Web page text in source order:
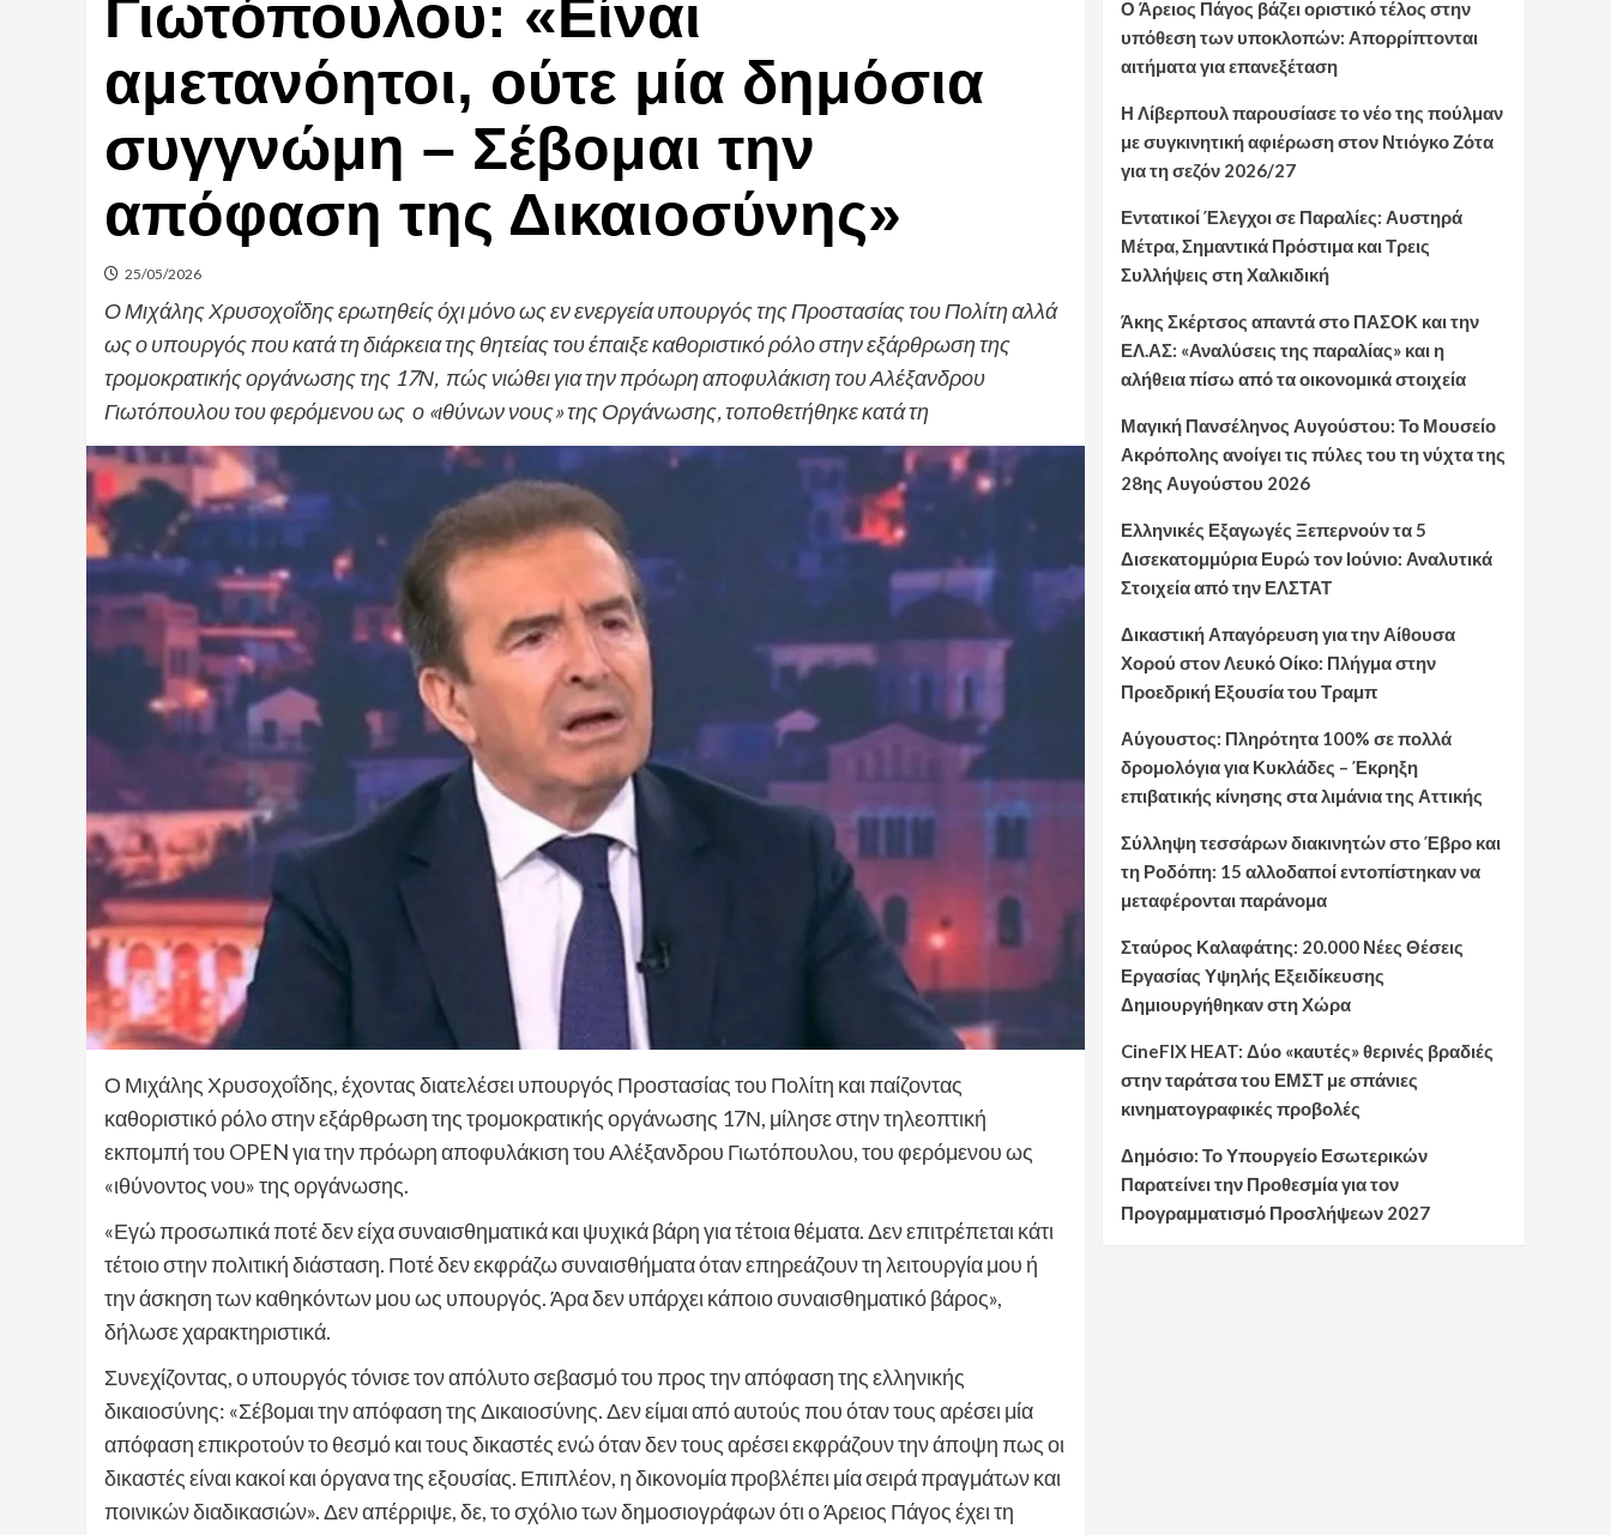
Γιωτόπουλου: «Είναι
αμετανόητοι, ούτε μία δημόσια
συγγνώμη – Σέβομαι την
απόφαση της Δικαιοσύνης»
25/05/2026
Ο Μιχάλης Χρυσοχοΐδης ερωτηθείς όχι μόνο ως εν ενεργεία υπουργός της Προστασίας του Πολίτη αλλά
ως ο υπουργός που κατά τη διάρκεια της θητείας του έπαιξε καθοριστικό ρόλο στην εξάρθρωση της
τρομοκρατικής οργάνωσης της 17Ν, πώς νιώθει για την πρόωρη αποφυλάκιση του Αλέξανδρου
Γιωτόπουλου του φερόμενου ως ο «ιθύνων νους» της Οργάνωσης, τοποθετήθηκε κατά τη
Ο Μιχάλης Χρυσοχοΐδης, έχοντας διατελέσει υπουργός Προστασίας του Πολίτη και παίζοντας
καθοριστικό ρόλο στην εξάρθρωση της τρομοκρατικής οργάνωσης 17Ν, μίλησε στην τηλεοπτική
εκπομπή του OPEN για την πρόωρη αποφυλάκιση του Αλέξανδρου Γιωτόπουλου, του φερόμενου ως
«ιθύνοντος νου» της οργάνωσης.
«Εγώ προσωπικά ποτέ δεν είχα συναισθηματικά και ψυχικά βάρη για τέτοια θέματα. Δεν επιτρέπεται κάτι
τέτοιο στην πολιτική διάσταση. Ποτέ δεν εκφράζω συναισθήματα όταν επηρεάζουν τη λειτουργία μου ή
την άσκηση των καθηκόντων μου ως υπουργός. Άρα δεν υπάρχει κάποιο συναισθηματικό βάρος»,
δήλωσε χαρακτηριστικά.
Συνεχίζοντας, ο υπουργός τόνισε τον απόλυτο σεβασμό του προς την απόφαση της ελληνικής
δικαιοσύνης: «Σέβομαι την απόφαση της Δικαιοσύνης. Δεν είμαι από αυτούς που όταν τους αρέσει μία
απόφαση επικροτούν το θεσμό και τους δικαστές ενώ όταν δεν τους αρέσει εκφράζουν την άποψη πως οι
δικαστές είναι κακοί και όργανα της εξουσίας. Επιπλέον, η δικονομία προβλέπει μία σειρά πραγμάτων και
ποινικών διαδικασιών». Δεν απέρριψε, δε, το σχόλιο των δημοσιογράφων ότι ο Άρειος Πάγος έχει τη
Ο Άρειος Πάγος βάζει οριστικό τέλος στην
υπόθεση των υποκλοπών: Απορρίπτονται
αιτήματα για επανεξέταση
Η Λίβερπουλ παρουσίασε το νέο της πούλμαν
με συγκινητική αφιέρωση στον Ντιόγκο Ζότα
για τη σεζόν 2026/27
Εντατικοί Έλεγχοι σε Παραλίες: Αυστηρά
Μέτρα, Σημαντικά Πρόστιμα και Τρεις
Συλλήψεις στη Χαλκιδική
Άκης Σκέρτσος απαντά στο ΠΑΣΟΚ και την
ΕΛ.ΑΣ: «Αναλύσεις της παραλίας» και η
αλήθεια πίσω από τα οικονομικά στοιχεία
Μαγική Πανσέληνος Αυγούστου: Το Μουσείο
Ακρόπολης ανοίγει τις πύλες του τη νύχτα της
28ης Αυγούστου 2026
Ελληνικές Εξαγωγές Ξεπερνούν τα 5
Δισεκατομμύρια Ευρώ τον Ιούνιο: Αναλυτικά
Στοιχεία από την ΕΛΣΤΑΤ
Δικαστική Απαγόρευση για την Αίθουσα
Χορού στον Λευκό Οίκο: Πλήγμα στην
Προεδρική Εξουσία του Τραμπ
Αύγουστος: Πληρότητα 100% σε πολλά
δρομολόγια για Κυκλάδες – Έκρηξη
επιβατικής κίνησης στα λιμάνια της Αττικής
Σύλληψη τεσσάρων διακινητών στο Έβρο και
τη Ροδόπη: 15 αλλοδαποί εντοπίστηκαν να
μεταφέρονται παράνομα
Σταύρος Καλαφάτης: 20.000 Νέες Θέσεις
Εργασίας Υψηλής Εξειδίκευσης
Δημιουργήθηκαν στη Χώρα
CineFIX HEAT: Δύο «καυτές» θερινές βραδιές
στην ταράτσα του ΕΜΣΤ με σπάνιες
κινηματογραφικές προβολές
Δημόσιο: Το Υπουργείο Εσωτερικών
Παρατείνει την Προθεσμία για τον
Προγραμματισμό Προσλήψεων 2027